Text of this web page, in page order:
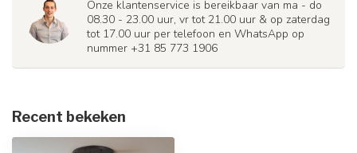
Onze klantenservice is bereikbaar van ma - do
08.30 - 23.00 uur, vr tot 21.00 uur & op zaterdag
tot 17.00 uur per telefoon en WhatsApp op
nummer +31 85 773 1906
Recent bekeken